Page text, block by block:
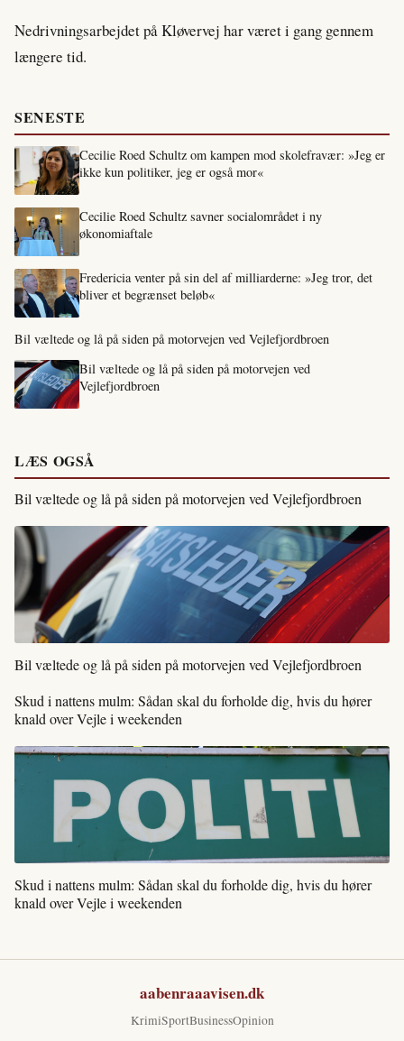
Nedrivningsarbejdet på Kløvervej har været i gang gennem
længere tid.
SENESTE
Cecilie Roed Schultz om kampen mod skolefravær: »Jeg er
ikke kun politiker, jeg er også mor«
Cecilie Roed Schultz savner socialområdet i ny
økonomiaftale
Fredericia venter på sin del af milliarderne: »Jeg tror, det
bliver et begrænset beløb«
Bil væltede og lå på siden på motorvejen ved Vejlefjordbroen
Bil væltede og lå på siden på motorvejen ved
Vejlefjordbroen
LÆS OGSÅ
Bil væltede og lå på siden på motorvejen ved Vejlefjordbroen
Bil væltede og lå på siden på motorvejen ved Vejlefjordbroen
Skud i nattens mulm: Sådan skal du forholde dig, hvis du hører
knald over Vejle i weekenden
Skud i nattens mulm: Sådan skal du forholde dig, hvis du hører
knald over Vejle i weekenden
aabenraaavisen.dk
KrimiSportBusinessOpinion